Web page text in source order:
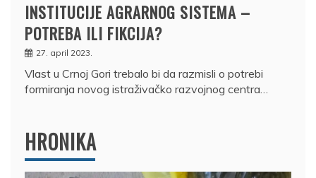
INSTITUCIJE AGRARNOG SISTEMA –
POTREBA ILI FIKCIJA?
27. april 2023.
Vlast u Crnoj Gori trebalo bi da razmisli o potrebi
formiranja novog istraživačko razvojnog centra…
HRONIKA